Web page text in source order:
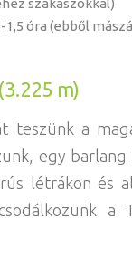
szakaszokkal)
óra (ebből
m)
teszünk a
egy
létrákon és
a